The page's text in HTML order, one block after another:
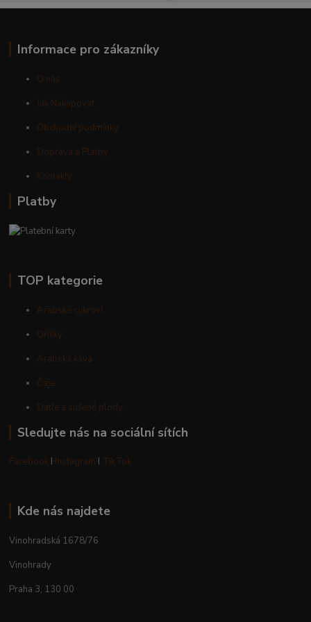
Informace pro zákazníky
O nás
Jak Nakupovat
Obchodní podmínky
Doprava a Platby
Kontakty
Platby
TOP kategorie
Arabské cukroví
Oříšky
Arabská káva
Čaje
Datle a sušené plody
Sledujte nás na sociální sítích
Facebook I Instagram I TikTok
Kde nás najdete
Vinohradská 1678/76
Vinohrady
Praha 3, 130 00